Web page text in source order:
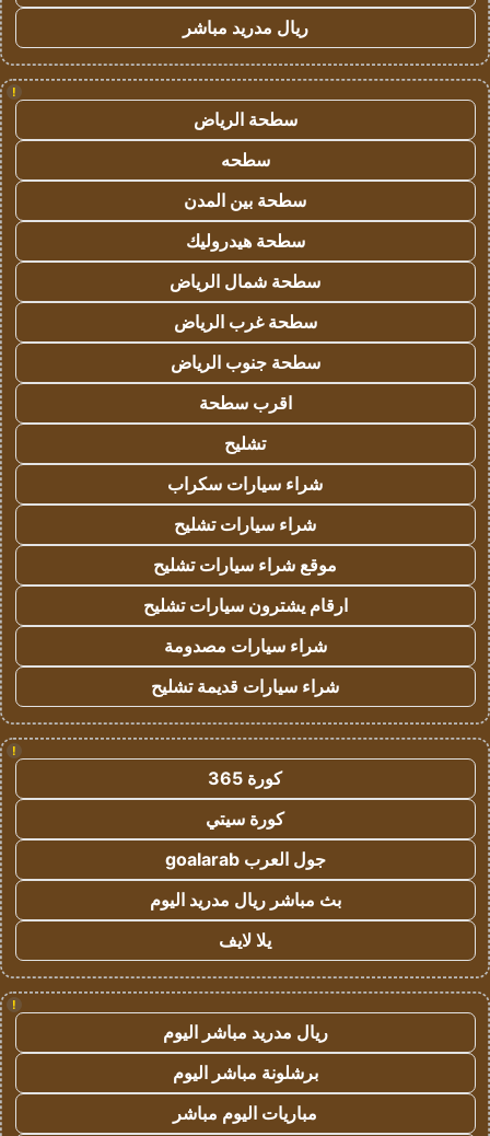
ريال مدريد مباشر
!
سطحة الرياض
سطحه
سطحة بين المدن
سطحة هيدروليك
سطحة شمال الرياض
سطحة غرب الرياض
سطحة جنوب الرياض
اقرب سطحة
تشليح
شراء سيارات سكراب
شراء سيارات تشليح
موقع شراء سيارات تشليح
ارقام يشترون سيارات تشليح
شراء سيارات مصدومة
شراء سيارات قديمة تشليح
!
كورة 365
كورة سيتي
جول العرب goalarab
بث مباشر ريال مدريد اليوم
يلا لايف
!
ريال مدريد مباشر اليوم
برشلونة مباشر اليوم
مباريات اليوم مباشر